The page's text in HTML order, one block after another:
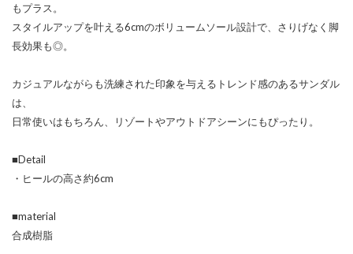
もプラス。
スタイルアップを叶える6cmのボリュームソール設計で、さりげなく脚
長効果も◎。
カジュアルながらも洗練された印象を与えるトレンド感のあるサンダル
は、
日常使いはもちろん、リゾートやアウトドアシーンにもぴったり。
■Detail
・ヒールの高さ約6cm
■material
合成樹脂